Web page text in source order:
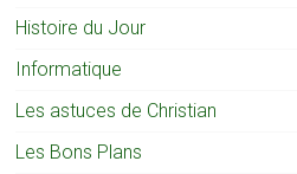
Histoire du Jour
Informatique
Les astuces de Christian
Les Bons Plans